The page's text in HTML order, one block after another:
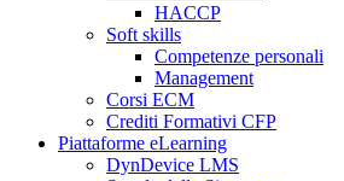
HACCP
Soft skills
Competenze personali
Management
Corsi ECM
Crediti Formativi CFP
Piattaforme eLearning
DynDevice LMS